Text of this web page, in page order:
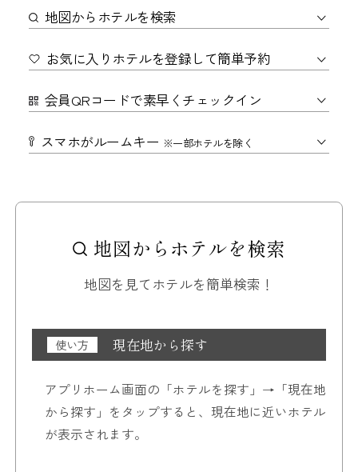
地図からホテルを検索
お気に入りホテルを登録して簡単予約
会員QRコードで素早くチェックイン
スマホがルームキー ※一部ホテルを除く
地図からホテルを検索
地図を見てホテルを簡単検索！
使い方 現在地から探す
アプリホーム画面の「ホテルを探す」→「現在地
から探す」をタップすると、現在地に近いホテル
が表示されます。